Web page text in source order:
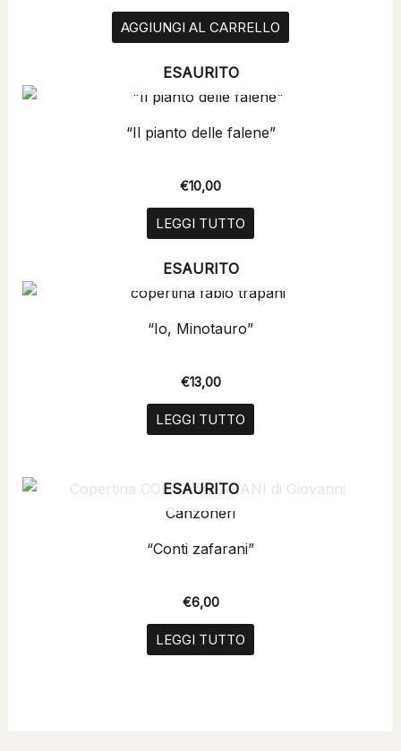
AGGIUNGI AL CARRELLO
ESAURITO
“Il pianto delle falene”
€10,00
LEGGI TUTTO
ESAURITO
“Io, Minotauro”
€13,00
LEGGI TUTTO
ESAURITO
“Conti zafarani”
€6,00
LEGGI TUTTO